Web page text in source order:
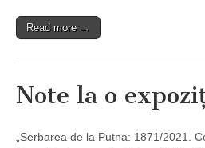
Read more →
Note la o
„Serbarea de la Putna: 1871/2021.